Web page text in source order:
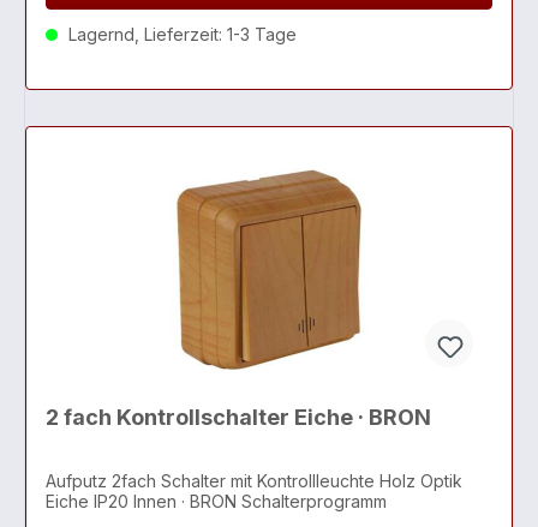
Lagernd, Lieferzeit: 1-3 Tage
2 fach Kontrollschalter Eiche · BRON
Aufputz 2fach Schalter mit Kontrollleuchte Holz Optik
Eiche IP20 Innen · BRON Schalterprogramm